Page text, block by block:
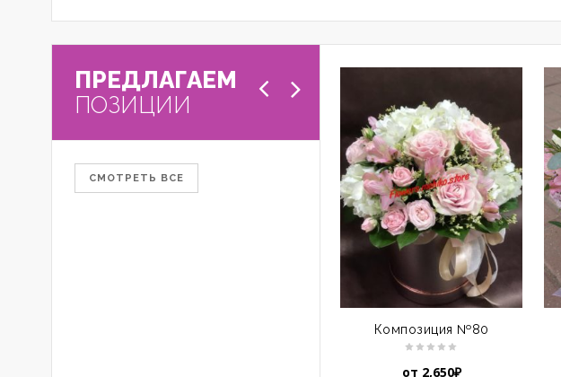
ПРЕДЛАГАЕМ
ПОЗИЦИИ
СМОТРЕТЬ ВСЕ
Композиция №80
от 2,650₽